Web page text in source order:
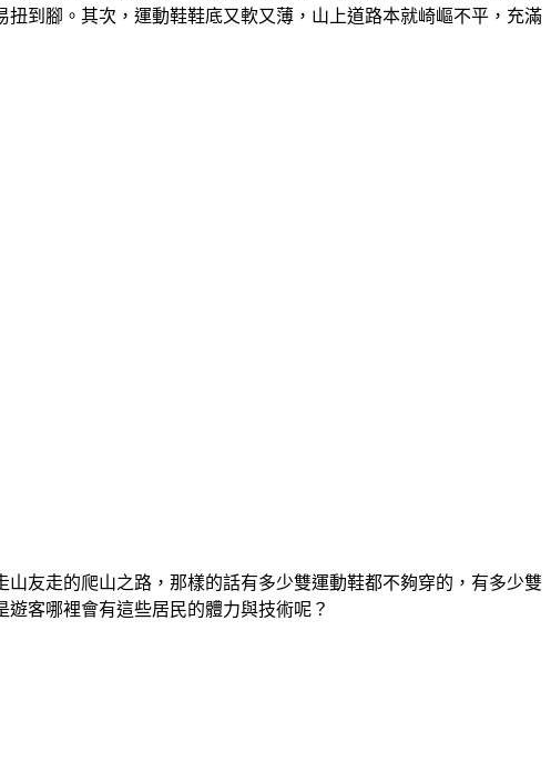
到腳。其次，運動鞋鞋底又軟又薄，山上道路本就崎嶇不平，充滿
友走的爬山之路，那樣的話有多少雙運動鞋都不夠穿的，有多少雙
客哪裡會有這些居民的體力與技術呢？